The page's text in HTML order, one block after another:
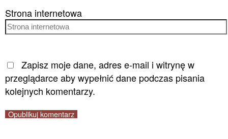
Strona internetowa
Zapisz moje dane, adres e-mail i witrynę w
przeglądarce aby wypełnić dane podczas pisania
kolejnych komentarzy.